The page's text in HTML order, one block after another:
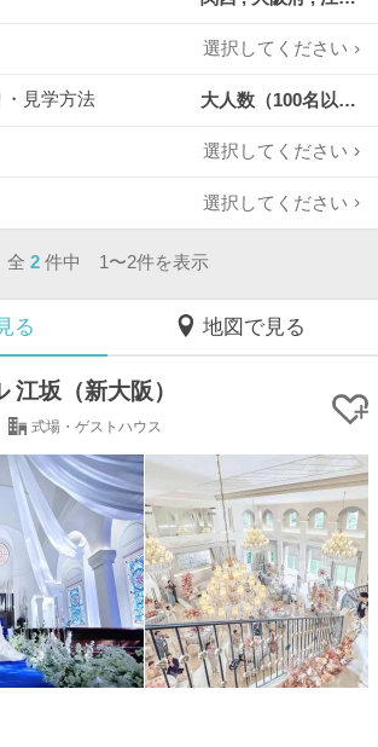
選択してください
・見学方法 大人数（100名以上）,
選択してください
選択してください
全 2 件中 1〜2件を表示
る 地図で見る
江坂（新大阪）
式場・ゲストハウス